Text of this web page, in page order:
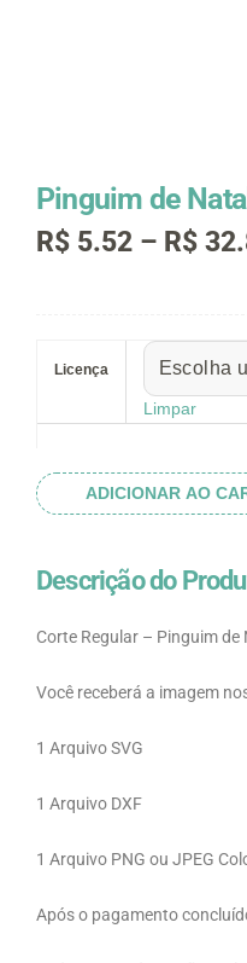
Pinguim de
R$ 5.52 – R$
Licença
Limpar
Natal
ADICIONAR AO
Descrição do
Corte Regular – Pinguim de
Você receberá a imagem
1 Arquivo SVG
1 Arquivo DXF
1 Arquivo PNG ou JPEG
Após o pagamento